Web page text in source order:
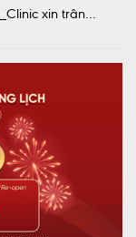
xin trân...